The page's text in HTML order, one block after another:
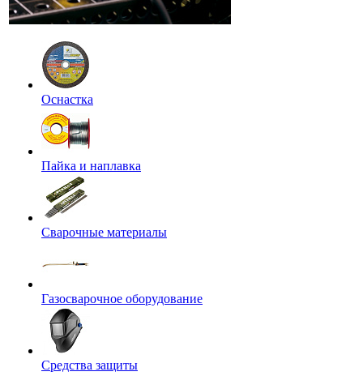
Оснастка
Пайка и наплавка
Сварочные материалы
Газосварочное оборудование
Средства защиты